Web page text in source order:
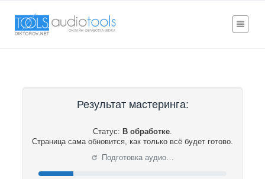
Результат мастеринга:
Статус: В обработке.
Страница сама обновится, как только всё будет готово.
⟳ Подготовка аудио…